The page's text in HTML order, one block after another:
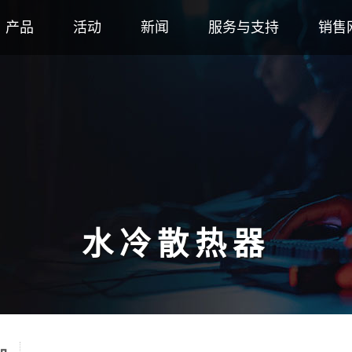
产品 活动 新闻 服务与支持 销售
水冷散热器